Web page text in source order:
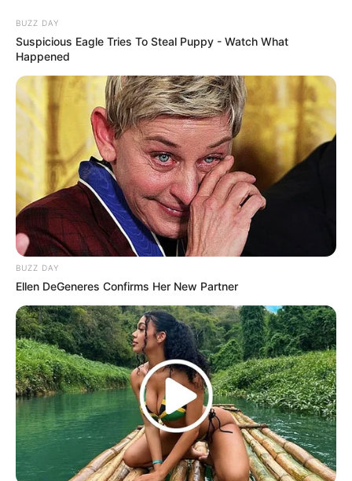
HOME
SERIES
BUZZ DAY
Suspicious Eagle Tries To Steal Puppy - Watch What
Happened
BUZZ DAY
Ellen DeGeneres Confirms Her New Partner